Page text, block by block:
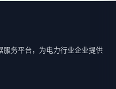
务平台，为电力行业企业提供